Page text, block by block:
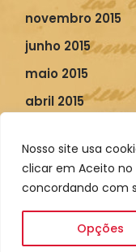
Nosso site usa
clicar em Aceito
concordando com
Opções
novembro 2015
junho 2015
maio 2015
abril 2015
fevereiro 2015
© 2026 - ANPUH-
Seção Regional